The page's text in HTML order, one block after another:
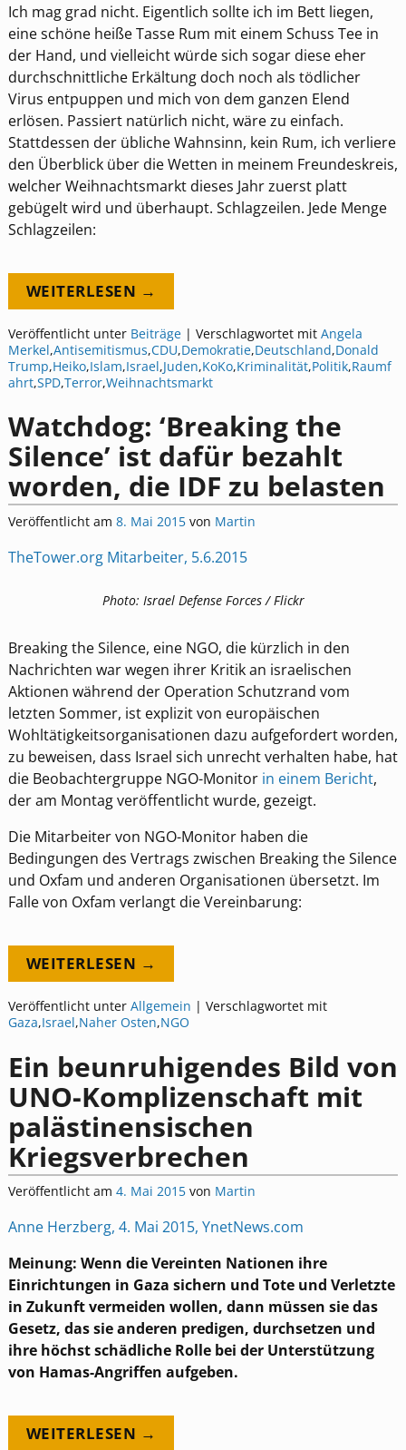
Ich mag grad nicht. Eigentlich sollte ich im Bett liegen,
eine schöne heiße Tasse Rum mit einem Schuss Tee in
der Hand, und vielleicht würde sich sogar diese eher
durchschnittliche Erkältung doch noch als tödlicher
Virus entpuppen und mich von dem ganzen Elend
erlösen. Passiert natürlich nicht, wäre zu einfach.
Stattdessen der übliche Wahnsinn, kein Rum, ich verliere
den Überblick über die Wetten in meinem Freundeskreis,
welcher Weihnachtsmarkt dieses Jahr zuerst platt
gebügelt wird und überhaupt. Schlagzeilen. Jede Menge
Schlagzeilen:
WEITERLESEN →
Veröffentlicht unter Beiträge| Verschlagwortet mit Angela
Merkel,Antisemitismus,CDU,Demokratie,Deutschland,Donald
Trump,Heiko,Islam,Israel,Juden,KoKo,Kriminalität,Politik,Raumf
ahrt,SPD,Terror,Weihnachtsmarkt
Watchdog: ‘Breaking the
Silence’ ist dafür bezahlt
worden, die IDF zu belasten
Veröffentlicht am 8. Mai 2015 von Martin
TheTower.org Mitarbeiter, 5.6.2015
Photo: Israel Defense Forces / Flickr
Breaking the Silence, eine NGO, die kürzlich in den
Nachrichten war wegen ihrer Kritik an israelischen
Aktionen während der Operation Schutzrand vom
letzten Sommer, ist explizit von europäischen
Wohltätigkeitsorganisationen dazu aufgefordert worden,
zu beweisen, dass Israel sich unrecht verhalten habe, hat
die Beobachtergruppe NGO-Monitor in einem Bericht,
der am Montag veröffentlicht wurde, gezeigt.
Die Mitarbeiter von NGO-Monitor haben die
Bedingungen des Vertrags zwischen Breaking the Silence
und Oxfam und anderen Organisationen übersetzt. Im
Falle von Oxfam verlangt die Vereinbarung:
WEITERLESEN →
Veröffentlicht unter Allgemein | Verschlagwortet mit
Gaza,Israel,Naher Osten,NGO
Ein beunruhigendes Bild von
UNO-Komplizenschaft mit
palästinensischen
Kriegsverbrechen
Veröffentlicht am 4. Mai 2015 von Martin
Anne Herzberg, 4. Mai 2015, YnetNews.com
Meinung: Wenn die Vereinten Nationen ihre
Einrichtungen in Gaza sichern und Tote und Verletzte
in Zukunft vermeiden wollen, dann müssen sie das
Gesetz, das sie anderen predigen, durchsetzen und
ihre höchst schädliche Rolle bei der Unterstützung
von Hamas-Angriffen aufgeben.
WEITERLESEN →